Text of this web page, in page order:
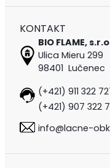
KONTAKT
BIO FLAME,
Ulica Mieru 299
98401 Lučenec
(+421) 911 322
(+421) 907 322
info@lacne-